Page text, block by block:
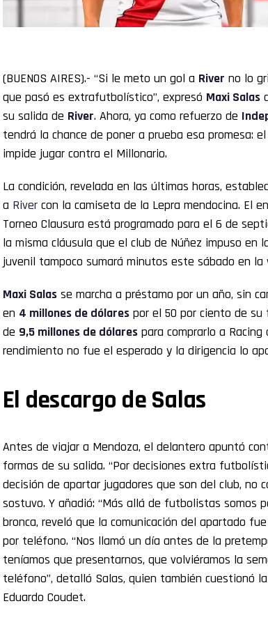
(BUENOS AIRES).- “Si le meto un gol a River no lo
que pasó es extrafutbolístico”, expresó Maxi Salas
su salida de River. Ahora, ya como refuerzo de
tendrá la chance de poner a prueba esa promesa:
impide jugar contra el Millonario.
La condición, revelada en las últimas horas,
a River con la camiseta de la Lepra mendocina. El
Torneo Clausura está programado para el 6 de
la misma cláusula que el club de Núñez impuso en
juvenil tampoco sumará minutos este sábado en la
Maxi Salas se marcha a préstamo por un año, sin
en 4 millones de dólares por el 50 por ciento de su
de 9,5 millones de dólares para comprarlo a
rendimiento no fue el esperado y la dirigencia lo
El descargo de Salas
Antes de viajar a Mendoza, el delantero apuntó
formas de su salida. “Por decisiones extra
decisión de apartar jugadores que son del club, no
sostuvo. Y añadió: “Más allá de futbolistas somos
bronca, reveló que la comunicación del apartado
por teléfono. “Nos llamó un día antes de la
teníamos que presentarnos, que volviéramos la
teléfono”, detalló Salas, quien también cuestionó
Eduardo Coudet.